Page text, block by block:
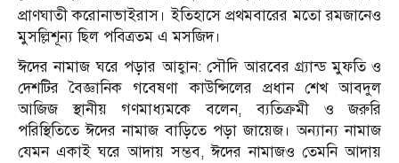
প্রাণঘাতী করোনাভাইরাস। ইতিহাসে প্রথমবারের মতো রমজানেও
মুসল্লিশূন্য ছিল পবিত্রতম এ মসজিদ।
ঈদের নামাজ ঘরে পড়ার আহ্বান: সৌদি আরবের গ্র্যান্ড মুফতি ও
দেশটির বৈজ্ঞানিক গবেষণা কাউন্সিলের প্রধান শেখ আবদুল
আজিজ স্থানীয় গণমাধ্যমকে বলেন, ব্যতিক্রমী ও জরুরি
পরিস্থিতিতে ঈদের নামাজ বাড়িতে পড়া জায়েজ। অন্যান্য নামাজ
যেমন একাই ঘরে আদায় সম্ভব, ঈদের নামাজও তেমনি আদায়